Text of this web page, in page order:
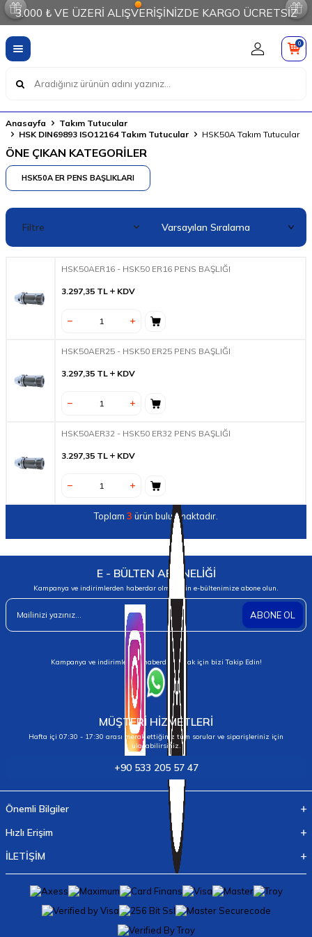
3.000 ₺ VE ÜZERİ ALIŞVERİŞİNİZDE KARGO ÜCRETSİZ
0
Anasayfa
Takım Tutucular
HSK DIN69893 ISO12164 Takım Tutucular
HSK50A Takım Tutucular
ÖNE ÇIKAN KATEGORİLER
HSK50A ER PENS BAŞLIKLARI
Filtre
HSK50AER16 - HSK50 ER16 PENS BAŞLIĞI
3.297,35 TL KDV
HSK50AER25 - HSK50 ER25 PENS BAŞLIĞI
3.297,35 TL KDV
HSK50AER32 - HSK50 ER32 PENS BAŞLIĞI
3.297,35 TL KDV
Toplam 3 ürün bulunmaktadır.
E - BÜLTEN ABONELİĞİ
Kampanya ve indirimlerden haberdar olmak için e-bültenimize abone olun.
ABONE OL
Kampanya ve indirimlerden haberdar olmak için bizi Takip Edin!
MÜŞTERİ HİZMETLERİ
Hafta içi 07:30 - 17:30 arası merak ettiğiniz tüm sorular ve siparişleriniz için
ulaşabilirsiniz.
+90 533 205 57 47
Önemli Bilgiler
Hızlı Erişim
İLETİŞİM